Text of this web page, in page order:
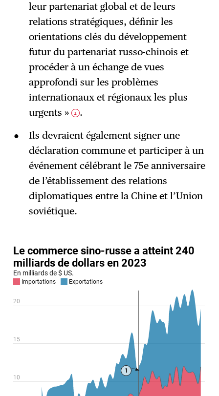
leur partenariat global et de leurs
relations stratégiques, définir les
orientations clés du développement
futur du partenariat russo-chinois et
procéder à un échange de vues
approfondi sur les problèmes
internationaux et régionaux les plus
urgents »
1 .
Ils devraient également signer une
déclaration commune et participer à un
événement célébrant le 75e anniversaire
de l’établissement des relations
diplomatiques entre la Chine et l’Union
soviétique.